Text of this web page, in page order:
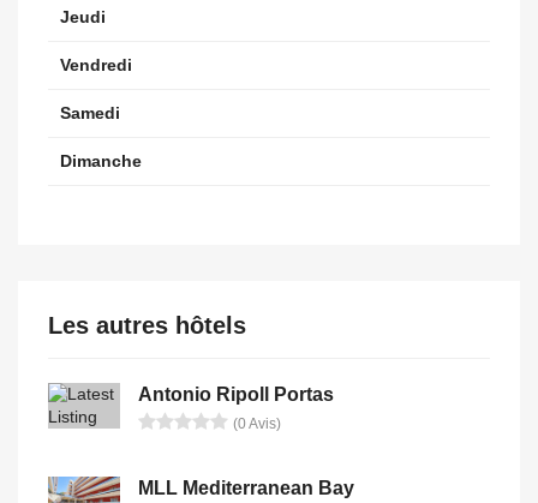
Jeudi
Vendredi
Samedi
Dimanche
Les autres hôtels
Antonio Ripoll Portas
(0 Avis)
MLL Mediterranean Bay